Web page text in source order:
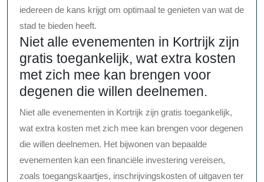
iedereen de kans krijgt om optimaal te genieten van wat de
stad te bieden heeft.
Niet alle evenementen in Kortrijk zijn
gratis toegankelijk, wat extra kosten
met zich mee kan brengen voor
degenen die willen deelnemen.
Niet alle evenementen in Kortrijk zijn gratis toegankelijk,
wat extra kosten met zich mee kan brengen voor degenen
die willen deelnemen. Het bijwonen van bepaalde
evenementen kan een financiële investering vereisen,
zoals toegangskaartjes, inschrijvingskosten of uitgaven ter